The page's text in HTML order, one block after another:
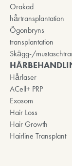
Orakad
hårtransplantation
Ögonbryns
transplantation
Skägg-/
Hårlaser
ACell+ PRP
Exosom
Hair Loss
Hair Growth
Hairline Transplant